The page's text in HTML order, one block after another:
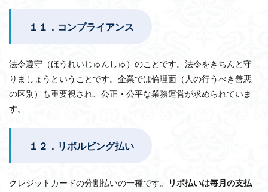
１１．コンプライアンス
法令遵守（ほうれいじゅんしゅ）のことです。法令をきちんと守
りましょうということです。企業では倫理面（人の行うべき善悪
の区別）も重要視され、公正・公平な業務運営が求められていま
す。
１２．リボルビング払い
クレジットカードの分割払いの一種です。
リボ払いは毎月の支払